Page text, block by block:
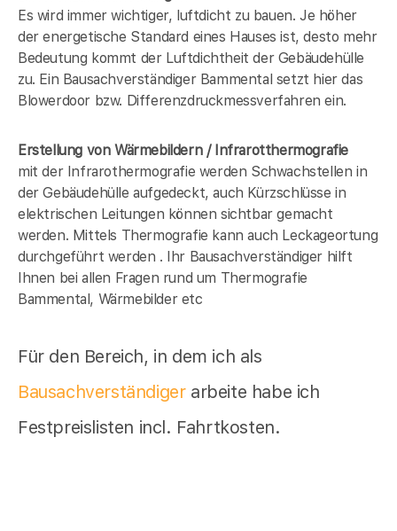
Es wird immer wichtiger, luftdicht zu bauen. Je höher
der energetische Standard eines Hauses ist, desto mehr
Bedeutung kommt der Luftdichtheit der Gebäudehülle
zu. Ein Bausachverständiger Bammental setzt hier das
Blowerdoor bzw. Differenzdruckmessverfahren ein.
Erstellung von Wärmebildern / Infrarotthermografie
mit der Infrarothermografie werden Schwachstellen in
der Gebäudehülle aufgedeckt, auch Kürzschlüsse in
elektrischen Leitungen können sichtbar gemacht
werden. Mittels Thermografie kann auch Leckageortung
durchgeführt werden . Ihr Bausachverständiger hilft
Ihnen bei allen Fragen rund um Thermografie
Bammental, Wärmebilder etc
Für den Bereich, in dem ich als
Bausachverständigerarbeite habe ich
Festpreislisten incl. Fahrtkosten.